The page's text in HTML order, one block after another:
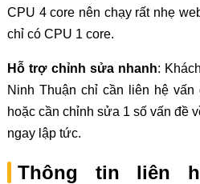
CPU 4 core nên chạy rất nhẹ
chỉ có CPU 1 core.
Hỗ trợ chỉnh sửa nhanh:
Ninh Thuận chỉ cần liên hệ
hoặc cần chỉnh sửa 1 số vấn đề
ngay lập tức.
Thông tin liên